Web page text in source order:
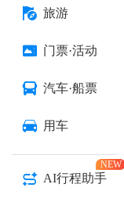
旅游
门票·活动
汽车·船票
用车
AI行程助手
NEW